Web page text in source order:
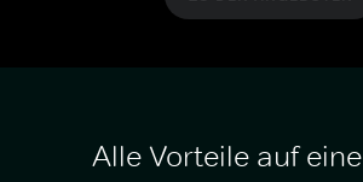
Alle Vorteile auf